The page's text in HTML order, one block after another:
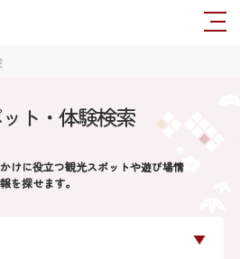
ト・体験検索
けに役立つ観光スポットや遊び場情
報を探せます。